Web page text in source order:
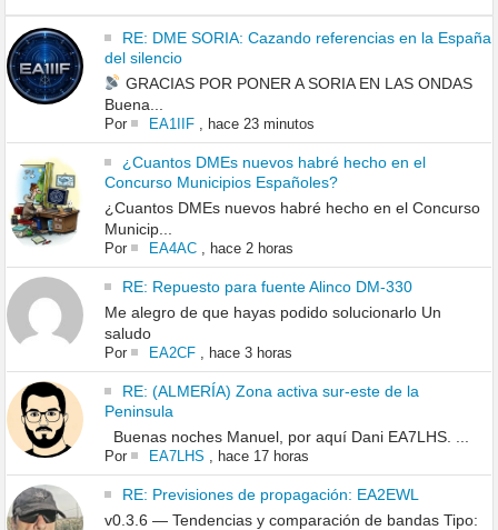
RE: DME SORIA: Cazando referencias en la España
del silencio
GRACIAS POR PONER A SORIA EN LAS ONDAS
Buena...
Por EA1IIF, hace 23 minutos
¿Cuantos DMEs nuevos habré hecho en el
Concurso Municipios Españoles?
¿Cuantos DMEs nuevos habré hecho en el Concurso
Municip...
Por EA4AC, hace 2 horas
RE: Repuesto para fuente Alinco DM-330
Me alegro de que hayas podido solucionarlo Un
saludo
Por EA2CF, hace 3 horas
RE: (ALMERÍA) Zona activa sur-este de la
Peninsula
Buenas noches Manuel, por aquí Dani EA7LHS. ...
Por EA7LHS hace 17 horas
RE: Previsiones de propagación: EA2EWL
v0.3.6 — Tendencias y comparación de bandas Tipo: